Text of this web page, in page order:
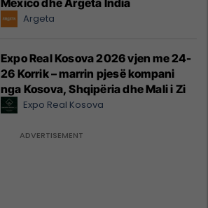
Argeta
Expo Real Kosova 2026 vjen me 24-
26 Korrik – marrin pjesë kompani
nga Kosova, Shqipëria dhe Mali i Zi
Expo Real Kosova